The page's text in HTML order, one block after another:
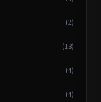
(2)
(18)
(4)
(4)